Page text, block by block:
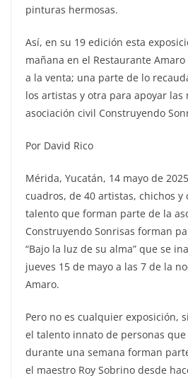
pinturas hermosas.
Así, en su 19 edición esta
mañana en el Restaurante
a la venta; una parte de lo
los artistas y otra para apoyar las
asociación civil Construyendo
Por David Rico
Mérida, Yucatán, 14 mayo de
cuadros, de 40 artistas, chichos y
talento que forman parte de la
Construyendo Sonrisas forman
“Bajo la luz de su alma” que se
jueves 15 de mayo a las 7 de la
Amaro.
Pero no es cualquier exposición,
el talento innato de personas
durante una semana forman
el maestro Roy Sobrino desde